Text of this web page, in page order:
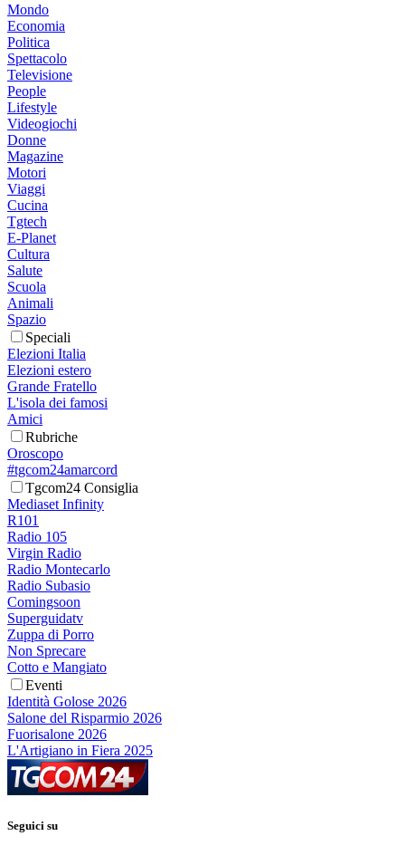
Mondo
Economia
Politica
Spettacolo
Televisione
People
Lifestyle
Videogiochi
Donne
Magazine
Motori
Viaggi
Cucina
Tgtech
E-Planet
Cultura
Salute
Scuola
Animali
Spazio
Speciali
Elezioni Italia
Elezioni estero
Grande Fratello
L'isola dei famosi
Amici
Rubriche
Oroscopo
#tgcom24amarcord
Tgcom24 Consiglia
Mediaset Infinity
R101
Radio 105
Virgin Radio
Radio Montecarlo
Radio Subasio
Comingsoon
Superguidatv
Zuppa di Porro
Non Sprecare
Cotto e Mangiato
Eventi
Identità Golose 2026
Salone del Risparmio 2026
Fuorisalone 2026
L'Artigiano in Fiera 2025
Seguici su